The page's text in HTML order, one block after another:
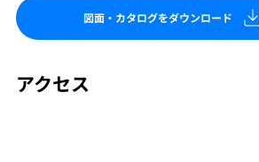
図面・カタログをダウンロード
アクセス